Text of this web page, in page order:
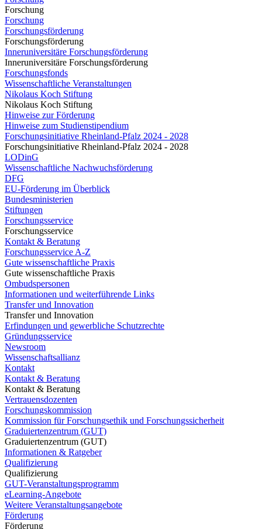
Forschung
Forschung
Forschungsförderung
Forschungsförderung
Inneruniversitäre Forschungsförderung
Inneruniversitäre Forschungsförderung
Forschungsfonds
Wissenschaftliche Veranstaltungen
Nikolaus Koch Stiftung
Nikolaus Koch Stiftung
Hinweise zur Förderung
Hinweise zum Studienstipendium
Forschungsinitiative Rheinland-Pfalz 2024 - 2028
Forschungsinitiative Rheinland-Pfalz 2024 - 2028
LODinG
Wissenschaftliche Nachwuchsförderung
DFG
EU-Förderung im Überblick
Bundesministerien
Stiftungen
Forschungsservice
Forschungsservice
Kontakt & Beratung
Forschungsservice A-Z
Gute wissenschaftliche Praxis
Gute wissenschaftliche Praxis
Ombudspersonen
Informationen und weiterführende Links
Transfer und Innovation
Transfer und Innovation
Erfindungen und gewerbliche Schutzrechte
Gründungsservice
Newsroom
Wissenschaftsallianz
Kontakt
Kontakt & Beratung
Kontakt & Beratung
Vertrauensdozenten
Forschungskommission
Kommission für Forschungsethik und Forschungssicherheit
Graduiertenzentrum (GUT)
Graduiertenzentrum (GUT)
Informationen & Ratgeber
Qualifizierung
Qualifizierung
GUT-Veranstaltungsprogramm
eLearning-Angebote
Weitere Veranstaltungsangebote
Förderung
Förderung